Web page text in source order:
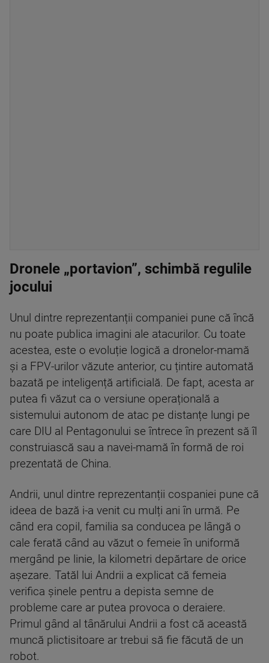
Dronele „portavion”, schimbă regulile
jocului
Unul dintre reprezentanții companiei pune că încă
nu poate publica imagini ale atacurilor. Cu toate
acestea, este o evoluție logică a dronelor-mamă
și a FPV-urilor văzute anterior, cu țintire automată
bazată pe inteligență artificială. De fapt, acesta ar
putea fi văzut ca o versiune operațională a
sistemului autonom de atac pe distanțe lungi pe
care DIU al Pentagonului se întrece în prezent să îl
construiască sau a navei-mamă în formă de roi
prezentată de China.
Andrii, unul dintre reprezentanții cospaniei pune că
ideea de bază i-a venit cu mulți ani în urmă. Pe
când era copil, familia sa conducea pe lângă o
cale ferată când au văzut o femeie în uniformă
mergând pe linie, la kilometri depărtare de orice
așezare. Tatăl lui Andrii a explicat că femeia
verifica șinele pentru a depista semne de
probleme care ar putea provoca o deraiere.
Primul gând al tânărului Andrii a fost că această
muncă plictisitoare ar trebui să fie făcută de un
robot.